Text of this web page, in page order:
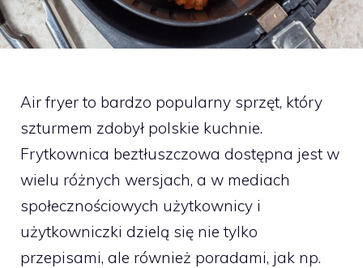
Air fryer to bardzo popularny sprzęt, który
szturmem zdobył polskie kuchnie.
Frytkownica beztłuszczowa dostępna jest w
wielu różnych wersjach, a w mediach
społecznościowych użytkownicy i
użytkowniczki dzielą się nie tylko
przepisami, ale również poradami, jak np.